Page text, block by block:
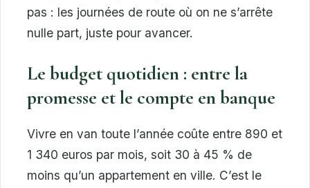
pas : les journées de route où on ne s’arrête
nulle part, juste pour avancer.
Le budget quotidien : entre la
promesse et le compte en banque
Vivre en van toute l’année coûte entre 890 et
1 340 euros par mois, soit 30 à 45 % de
moins qu’un appartement en ville. C’est le